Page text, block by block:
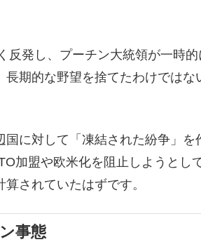
反発し、プーチン大統領が一時
期的な野望を捨てたわけでは
に対して「凍結された紛争」を
加盟や欧米化を阻止しようとし
されていたはずです。
事態